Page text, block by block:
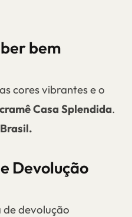
bem
cores vibrantes e o
Casa Splendida.
Devolução
devolução